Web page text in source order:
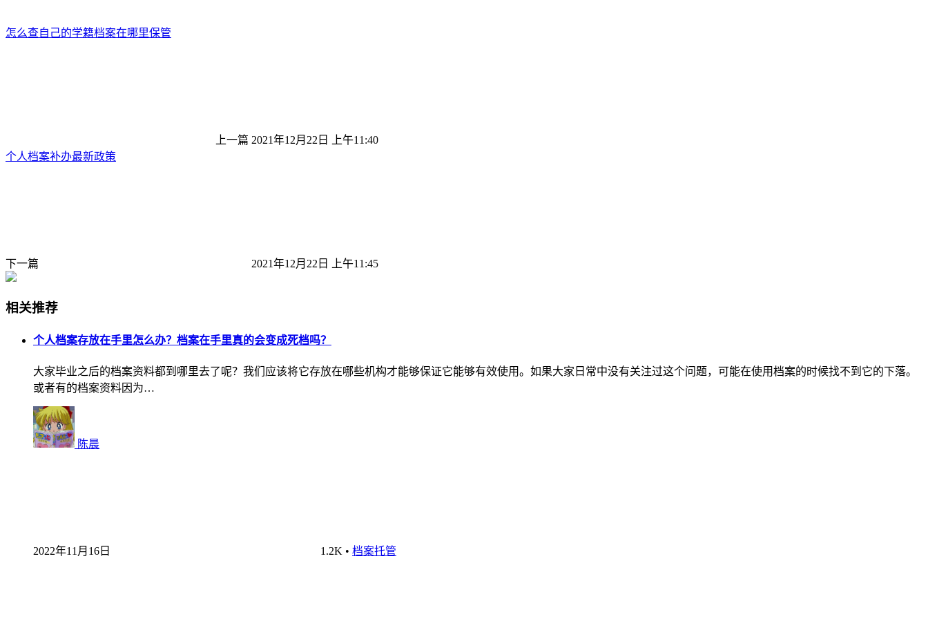
怎么查自己的学籍档案在哪里保管
上一篇 2021年12月22日 上午11:40
个人档案补办最新政策
下一篇 2021年12月22日 上午11:45
相关推荐
个人档案存放在手里怎么办？档案在手里真的会变成死档吗？
大家毕业之后的档案资料都到哪里去了呢？我们应该将它存放在哪些机构才能够保证它能够有效使用。如果大家日常中没有关注过这个问题，可能在使用档案的时候找不到它的下落。
或者有的档案资料因为…
陈晨
2022年11月16日 1.2K • 档案托管